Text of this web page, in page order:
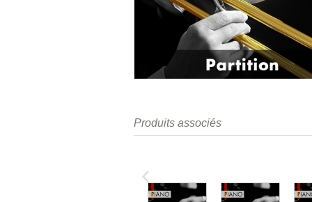
Produits associés